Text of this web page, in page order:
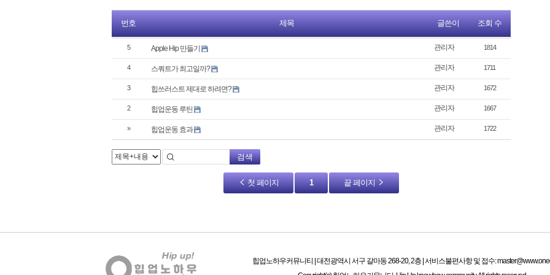
번호 제목 글쓴이 조회 수
5 Apple Hip 만들기 관리자 1814
4 스쿼트가 최고일까? 관리자 1711
3 힙쓰러스트 제대로 하려면? 관리자 1672
2 힙업운동 루틴 관리자 1667
» 힙업운동 효과 관리자 1722
검색
첫 페이지 1 끝 페이지
힙업노하우커뮤니티 | 대전광역시 서구 갈마동 268-20, 2층 | 서비스불편사항 및 접수: